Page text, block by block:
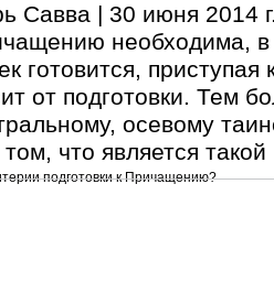
Савва | 30 июня 2014
необходима, в
готовится,
от подготовки. Тем
осевому
что является такой